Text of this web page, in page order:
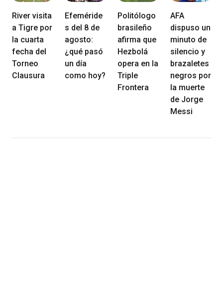
River visita
a Tigre por
la cuarta
fecha del
Torneo
Clausura
Efeméride
s del 8 de
agosto:
¿qué pasó
un día
como hoy?
Politólogo
brasileño
afirma que
Hezbolá
opera en la
Triple
Frontera
AFA
dispuso un
minuto de
silencio y
brazaletes
negros por
la muerte
de Jorge
Messi